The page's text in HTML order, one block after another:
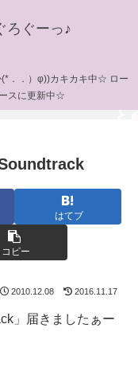
ろぐーっ♪
(*．．）φ))カキカキ中☆ ロー
スに更新中☆
はてブ
コピー
2010.12.08 2016.11.17
」届きましたぁー